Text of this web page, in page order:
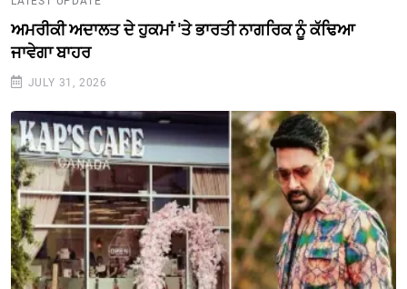
ਅਮਰੀਕੀ ਅਦਾਲਤ ਦੇ ਹੁਕਮਾਂ 'ਤੇ ਭਾਰਤੀ ਨਾਗਰਿਕ ਨੂੰ ਕੱਢਿਆ
ਜਾਵੇਗਾ ਬਾਹਰ
JULY 31, 2026